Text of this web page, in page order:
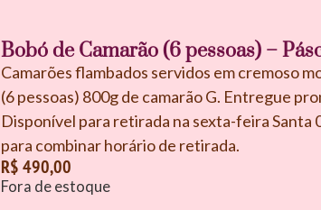
Bobó de Camarão (6 pessoas) –
Camarões flambados servidos em cremoso
(6 pessoas) 800g de camarão G. Entregue
Disponível para retirada na sexta-feira
para combinar horário de retirada.
R$490,00
Fora de estoque